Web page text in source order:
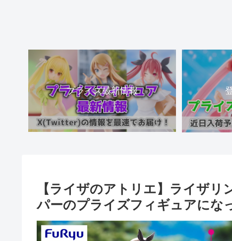
プライズ最新情報
【ライザのアトリエ】ライザ
パーのプライズフィギュアにな